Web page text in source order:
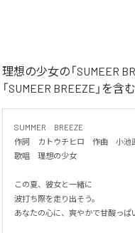
理想の少女の「SUMEER
「SUMEER BREEZE」を含
SUMMER　BREEZE
作詞　カトウチヒロ　作曲　小池
歌唱　理想の少女
この夏、彼女と一緒に
波打ち際を走り出そう。
あなたの心に、爽やかで甘酸っぱ